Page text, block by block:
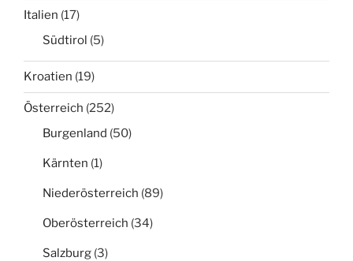
Italien (17)
Südtirol (5)
Kroatien (19)
Österreich (252)
Burgenland (50)
Kärnten (1)
Niederösterreich (89)
Oberösterreich (34)
Salzburg (3)